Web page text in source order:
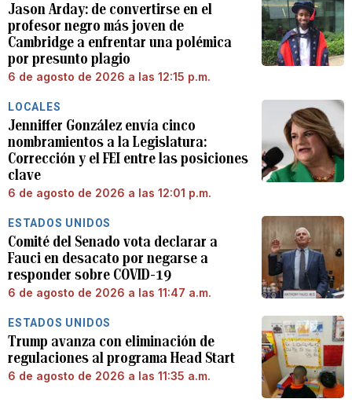
Jason Arday: de convertirse en el
profesor negro más joven de
Cambridge a enfrentar una polémica
por presunto plagio
6 de agosto de 2026 a las 12:15 p.m.
LOCALES
Jenniffer González envía cinco
nombramientos a la Legislatura:
Corrección y el FEI entre las posiciones
clave
6 de agosto de 2026 a las 12:01 p.m.
ESTADOS UNIDOS
Comité del Senado vota declarar a
Fauci en desacato por negarse a
responder sobre COVID-19
6 de agosto de 2026 a las 11:47 a.m.
ESTADOS UNIDOS
Trump avanza con eliminación de
regulaciones al programa Head Start
6 de agosto de 2026 a las 11:35 a.m.